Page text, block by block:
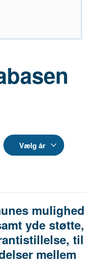
mulighed
yde støtte,
til
mellem